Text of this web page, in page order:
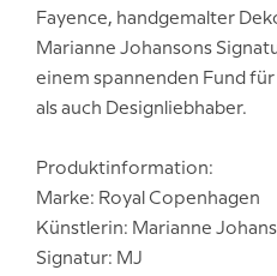
Fayence, handgemalter
Marianne Johansons
einem spannenden Fund
als auch Designliebhaber.
Produktinformation:
Marke: Royal Copenhagen
Künstlerin: Marianne
Signatur: MJ